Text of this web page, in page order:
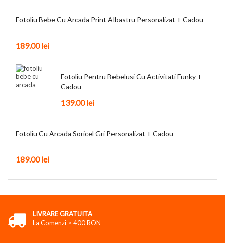
Fotoliu Bebe Cu Arcada Print Albastru Personalizat + Cadou
189.00lei
Fotoliu Pentru Bebelusi Cu Activitati Funky +
Cadou
139.00lei
Fotoliu Cu Arcada Soricel Gri Personalizat + Cadou
189.00lei
LIVRARE GRATUITA
La Comenzi > 400 RON